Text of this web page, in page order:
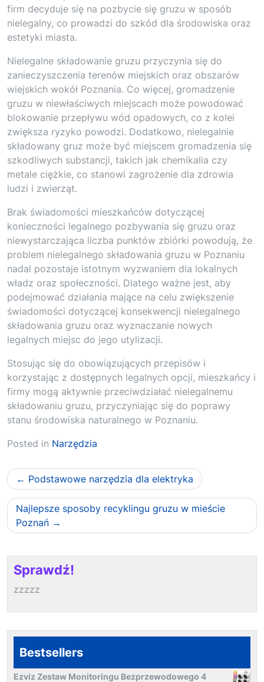
firm decyduje się na pozbycie się gruzu w sposób
nielegalny, co prowadzi do szkód dla środowiska oraz
estetyki miasta.
Nielegalne składowanie gruzu przyczynia się do
zanieczyszczenia terenów miejskich oraz obszarów
wiejskich wokół Poznania. Co więcej, gromadzenie
gruzu w niewłaściwych miejscach może powodować
blokowanie przepływu wód opadowych, co z kolei
zwiększa ryzyko powodzi. Dodatkowo, nielegalnie
składowany gruz może być miejscem gromadzenia się
szkodliwych substancji, takich jak chemikalia czy
metale ciężkie, co stanowi zagrożenie dla zdrowia
ludzi i zwierząt.
Brak świadomości mieszkańców dotyczącej
konieczności legalnego pozbywania się gruzu oraz
niewystarczająca liczba punktów zbiórki powodują, że
problem nielegalnego składowania gruzu w Poznaniu
nadal pozostaje istotnym wyzwaniem dla lokalnych
władz oraz społeczności. Dlatego ważne jest, aby
podejmować działania mające na celu zwiększenie
świadomości dotyczącej konsekwencji nielegalnego
składowania gruzu oraz wyznaczanie nowych
legalnych miejsc do jego utylizacji.
Stosując się do obowiązujących przepisów i
korzystając z dostępnych legalnych opcji, mieszkańcy i
firmy mogą aktywnie przeciwdziałać nielegalnemu
składowaniu gruzu, przyczyniając się do poprawy
stanu środowiska naturalnego w Poznaniu.
Posted in Narzędzia
Nawigacja
wpisu
Podstawowe narzędzia dla elektryka
Najlepsze sposoby recyklingu gruzu w mieście
Poznań
Sprawdź!
zzzzz
Bestsellers
Ezviz Zestaw Monitoringu Bezprzewodowego 4